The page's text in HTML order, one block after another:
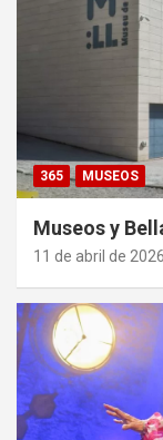
365 MUSEOS
Museos y
11 de abril de 2026